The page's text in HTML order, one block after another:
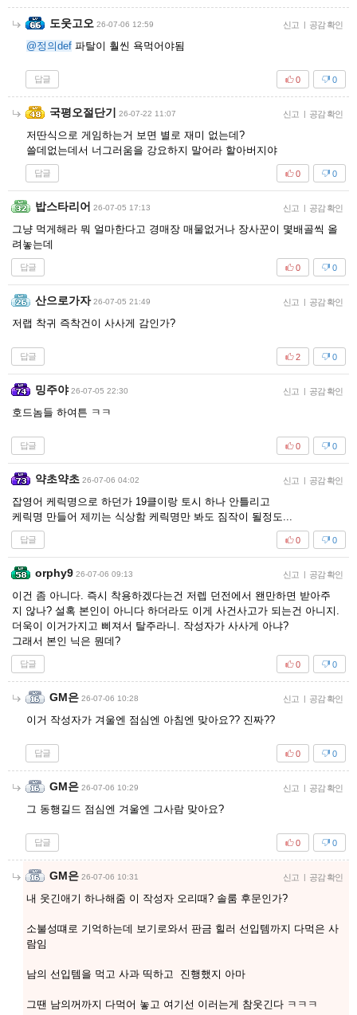
도웃고오 26-07-06 12:59 신고 | 공감 확인
@정의def 파탈이 훨씬 욕먹어야됨
답글 0
0
국평오절단기 26-07-22 11:07 신고 | 공감 확인
저딴식으로 게임하는거 보면 별로 재미 없는데?
쓸데없는데서 너그러움을 강요하지 말어라 할아버지야
답글 0
0
밥스타리어 26-07-05 17:13 신고 | 공감 확인
그냥 먹게해라 뭐 얼마한다고 경매장 매물없거나 장사꾼이 몇배골씩 올
려놓는데
답글 0
0
산으로가자 26-07-05 21:49 신고 | 공감 확인
저랩 착귀 즉착건이 사사게 감인가?
답글 0
2
밍주야 26-07-05 22:30 신고 | 공감 확인
호드놈들 하여튼 ㅋㅋ
답글 0
0
약초약초 26-07-06 04:02 신고 | 공감 확인
잡영어 케릭명으로 하던가 19클이랑 토시 하나 안틀리고
케릭명 만들어 제끼는 식상함 케릭명만 봐도 짐작이 될정도...
답글 0
0
orphy9 26-07-06 09:13 신고 | 공감 확인
이건 좀 아니다. 즉시 착용하겠다는건 저렙 던전에서 왠만하면 받아주
지 않나? 설혹 본인이 아니다 하더라도 이게 사건사고가 되는건 아니지.
더욱이 이거가지고 삐져서 탈주라니. 작성자가 사사게 아냐?
그래서 본인 닉은 뭔데?
답글 0
0
GM은 26-07-06 10:28 신고 | 공감 확인
이거 작성자가 겨울엔 점심엔 아침엔 맞아요?? 진짜??
답글 0
0
GM은 26-07-06 10:29 신고 | 공감 확인
그 동행길드 점심엔 겨울엔 그사람 맞아요?
답글 0
0
GM은 26-07-06 10:31 신고 | 공감 확인
내 웃긴애기 하나해줌 이 작성자 오리때? 솔룸 후문인가?
소불성떄로 기억하는데 보기로와서 판금 힐러 선입템까지 다먹은 사
람임
남의 선입템을 먹고 사과 띡하고 진행했지 아마
그땐 남의꺼까지 다먹어 놓고 여기선 이러는게 참웃긴다 ㅋㅋㅋ